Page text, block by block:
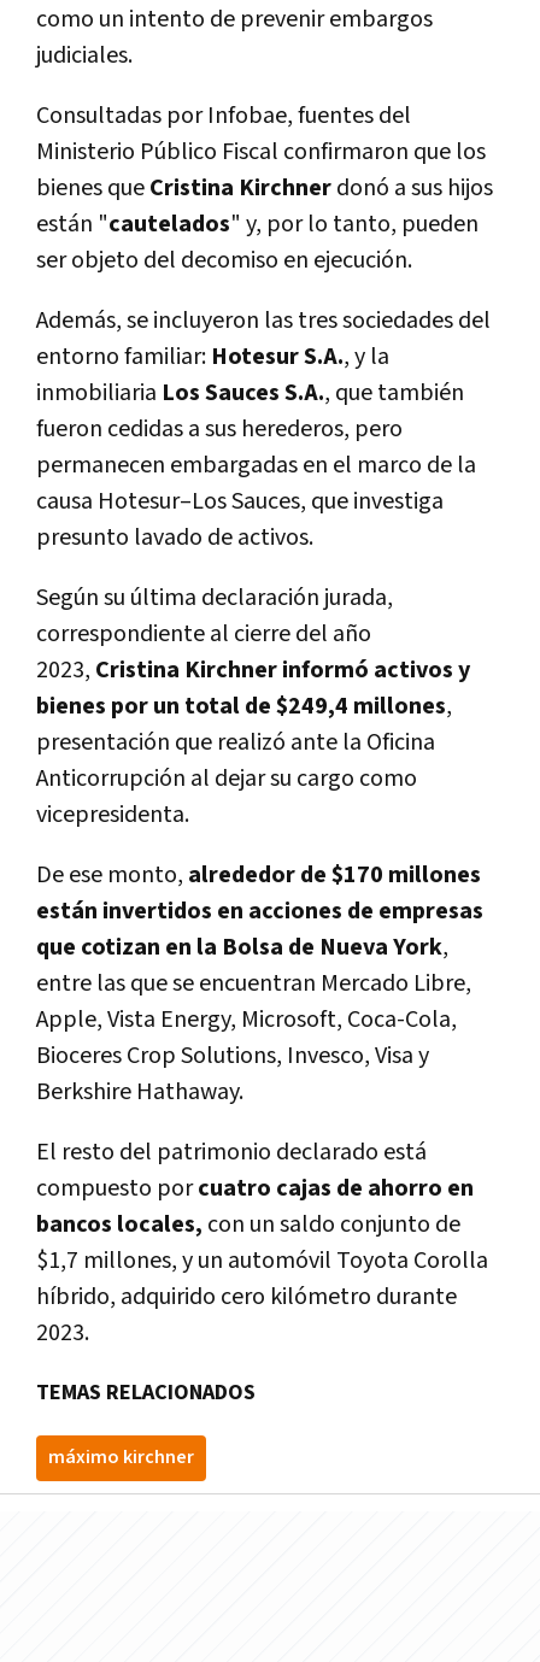
como un intento de prevenir embargos
judiciales.
Consultadas por Infobae, fuentes del
Ministerio Público Fiscal confirmaron que los
bienes queCristina Kirchnerdonó a sus hijos
están "cautelados" y, por lo tanto, pueden
ser objeto del decomiso en ejecución.
Además, se incluyeron las tres sociedades del
entorno familiar: Hotesur S.A., y la
inmobiliaria Los Sauces S.A., que también
fueron cedidas a sus herederos, pero
permanecen embargadas en el marco de la
causa Hotesur–Los Sauces, que investiga
presunto lavado de activos.
Según su última declaración jurada,
correspondiente al cierre del año
2023, Cristina Kirchner informó activos y
bienes por un total de $249,4 millones,
presentación que realizó ante la Oficina
Anticorrupción al dejar su cargo como
vicepresidenta.
De ese monto, alrededor de $170 millones
están invertidos en acciones de empresas
que cotizan en la Bolsa de Nueva York,
entre las que se encuentran Mercado Libre,
Apple, Vista Energy, Microsoft, Coca-Cola,
Bioceres Crop Solutions, Invesco, Visa y
Berkshire Hathaway.
El resto del patrimonio declarado está
compuesto porcuatro cajas de ahorro en
bancos locales, con un saldo conjunto de
$1,7 millones, y un automóvil Toyota Corolla
híbrido, adquirido cero kilómetro durante
2023.
TEMAS RELACIONADOS
máximo kirchner